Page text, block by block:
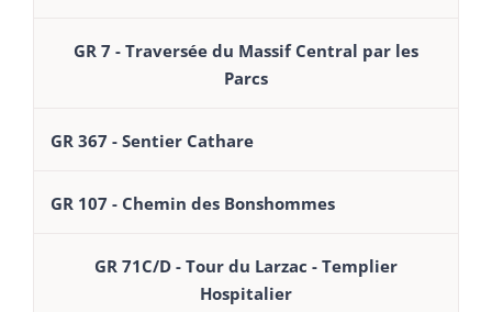
GR 7 - Traversée du Massif Central par les
Parcs
GR 367 - Sentier Cathare
GR 107 - Chemin des Bonshommes
GR 71C/D - Tour du Larzac - Templier
Hospitalier